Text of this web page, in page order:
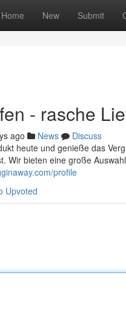
Home New Submit
- rasche
ago News
Discuss
heute und genieße das
Wir bieten eine große
profile
Upvoted